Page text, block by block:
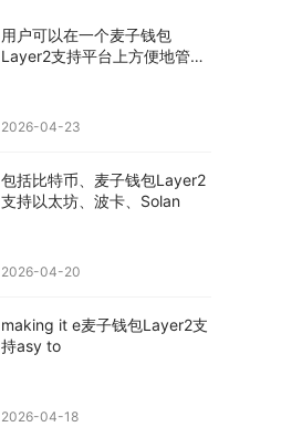
用户可以在一个麦子钱包
Layer2支持平台上方便地管理
2026-04-23
包括比特币、麦子钱包Layer2
支持以太坊、波卡、Solan
2026-04-20
making it e麦子钱包Layer2支
持asy to
2026-04-18